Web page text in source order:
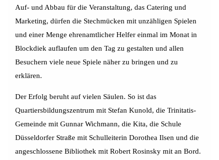
Auf- und Abbau für die Veranstaltung, das Catering und
Marketing, dürfen die Stechmücken mit unzähligen Spielen
und einer Menge ehrenamtlicher Helfer einmal im Monat in
Blockdiek auflaufen um den Tag zu gestalten und allen
Besuchern viele neue Spiele näher zu bringen und zu
erklären.
Der Erfolg beruht auf vielen Säulen. So ist das
Quartiersbildungszentrum mit Stefan Kunold, die Trinitatis-
Gemeinde mit Gunnar Wichmann, die Kita, die Schule
Düsseldorfer Straße mit Schulleiterin Dorothea Ilsen und die
angeschlossene Bibliothek mit Robert Rosinsky mit an Bord.